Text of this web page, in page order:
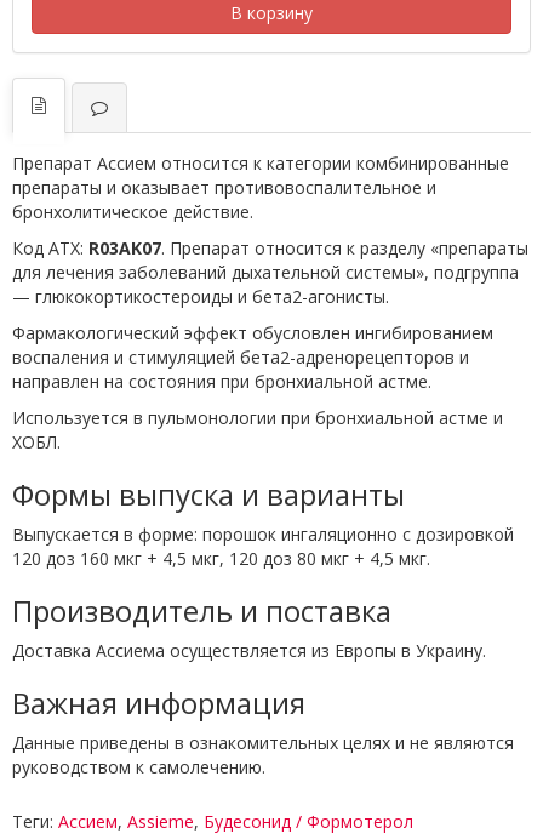
В корзину
Препарат Ассием относится к категории комбинированные
препараты и оказывает противовоспалительное и
бронхолитическое действие.
Код АТХ: R03AK07. Препарат относится к разделу «препараты
для лечения заболеваний дыхательной системы», подгруппа
— глюкокортикостероиды и бета2-агонисты.
Фармакологический эффект обусловлен ингибированием
воспаления и стимуляцией бета2-адренорецепторов и
направлен на состояния при бронхиальной астме.
Используется в пульмонологии при бронхиальной астме и
ХОБЛ.
Формы выпуска и варианты
Выпускается в форме: порошок ингаляционно с дозировкой
120 доз 160 мкг + 4,5 мкг, 120 доз 80 мкг + 4,5 мкг.
Производитель и поставка
Доставка Ассиема осуществляется из Европы в Украину.
Важная информация
Данные приведены в ознакомительных целях и не являются
руководством к самолечению.
Теги: Ассием, Assieme, Будесонид / Формотерол